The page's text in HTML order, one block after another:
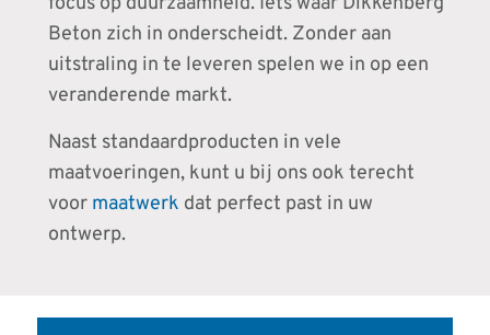
Beton zich in onderscheidt. Zonder aan
uitstraling in te leveren spelen we in op een
veranderende markt.
Naast standaardproducten in vele
maatvoeringen, kunt u bij ons ook terecht
voor maatwerk dat perfect past in uw
ontwerp.